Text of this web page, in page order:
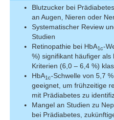
Blutzucker bei
an Augen, Nieren oder
Systematischer Review
Studien
Retinopathie bei HbA1c-
%) signifikant häufiger als
Kriterien (6,0 – 6,4 %)
HbA1c-Schwelle von 5,7
geeignet, um frühzeitige
mit Prädiabetes zu
Mangel an Studien zu
bei Prädiabetes,